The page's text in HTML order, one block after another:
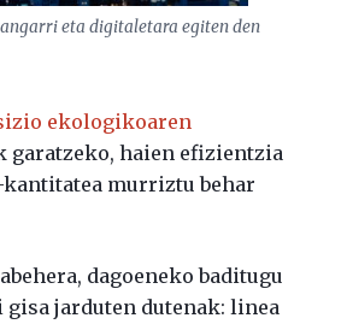
eta digitaletara egiten den
ekologikoaren
garatzeko, haien efizientzia
murriztu behar
dagoeneko baditugu
jarduten dutenak: linea